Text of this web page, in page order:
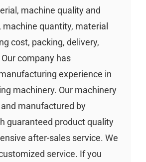
machine quality and
machine quantity, material
cost, packing, delivery,
company has
experience in
machinery. Our machinery
manufactured by
guaranteed product quality
after-sales service. We
service. If you